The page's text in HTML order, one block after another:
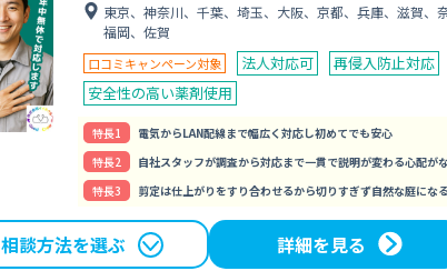
東京、神奈川、千葉、埼玉、大阪、京都、兵庫、滋賀、奈
福岡、佐賀
口コミキャンペーン対象 法人対応可
再侵入防止対応
安全性の高い薬剤使用
特⻑1
電気からLAN配線まで幅広く対応し初めてでも安心
特⻑2
自社スタッフが調査から対応まで一貫で説明が変わる心配が
特⻑3
剪定は仕上がりをすり合わせるから切りすぎず自然な庭になる
相談方法を選ぶ 詳細を見る